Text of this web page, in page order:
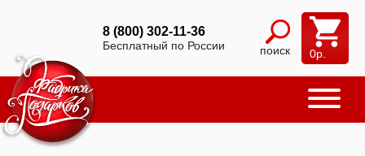
8 (800) 302-11-36
Бесплатный по России поиск 0р.